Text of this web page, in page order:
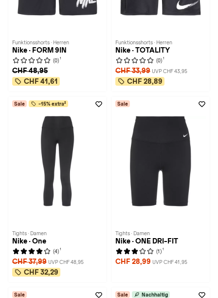
Funktionsshorts · Herren
Nike · FORM 9IN
(0) 1
CHF 48,95
CHF 41,61
Funktionsshorts · Herren
Nike · TOTALITY
(0) 1
CHF 33,99 UVP CHF 43,95
CHF 28,89
Sale -15% extra²
Tights · Damen
Nike · One
(4) 1
CHF 37,99 UVP CHF 48,95
CHF 32,29
Sale
Tights · Damen
Nike · ONE DRI-FIT
(1) 1
CHF 28,99 UVP CHF 41,95
Sale Sale Nachhaltig